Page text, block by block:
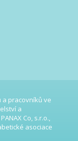
pracovníků ve
a
Co, s.r.o.,
asociace